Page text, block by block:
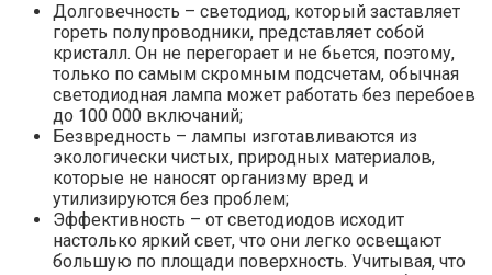
Долговечность – светодиод, который заставляет
гореть полупроводники, представляет собой
кристалл. Он не перегорает и не бьется, поэтому,
только по самым скромным подсчетам, обычная
светодиодная лампа может работать без перебоев
до 100 000 включаний;
Безвредность – лампы изготавливаются из
экологически чистых, природных материалов,
которые не наносят организму вред и
утилизируются без проблем;
Эффективность – от светодиодов исходит
настолько яркий свет, что они легко освещают
большую по площади поверхность. Учитывая, что